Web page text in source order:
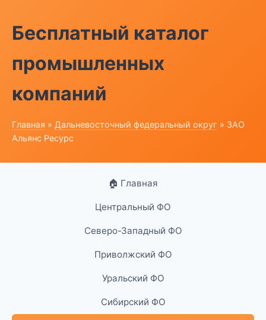
Бесплатный каталог
промышленных
компаний
Главная » Дальневосточный федеральный округ » ЗАО
Альянс Ресурс
🏠 Главная
Центральный ФО
Северо-Западный ФО
Приволжский ФО
Уральский ФО
Сибирский ФО